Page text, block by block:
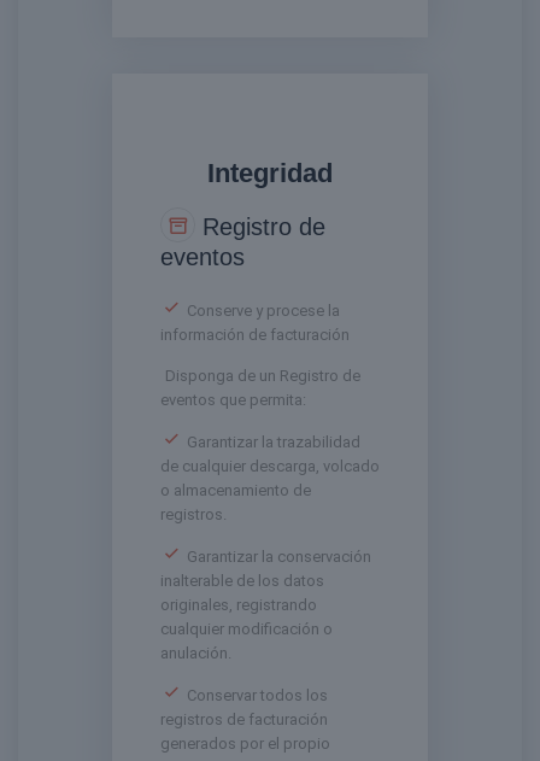
Integridad
Registro de
eventos
Conserve y procese la
información de facturación
Disponga de un Registro de
eventos que permita:
Garantizar la trazabilidad
de cualquier descarga, volcado
o almacenamiento de
registros.
Garantizar la conservación
inalterable de los datos
originales, registrando
cualquier modificación o
anulación.
Conservar todos los
registros de facturación
generados por el propio